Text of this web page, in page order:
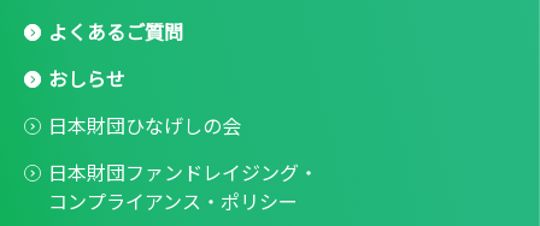
よくあるご質問
おしらせ
日本財団ひなげしの会
日本財団ファンドレイジング・
コンプライアンス・ポリシー